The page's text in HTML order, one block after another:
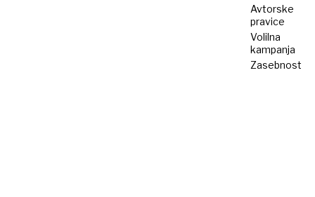
Avtorske
pravice
Volilna
kampanja
Zasebnost